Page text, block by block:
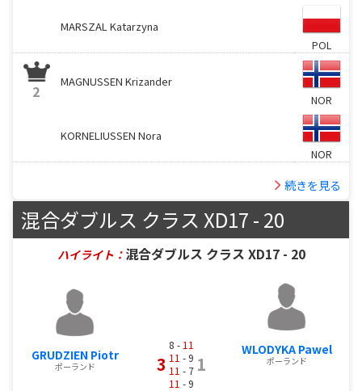
MARSZAL Katarzyna
POL
2
MAGNUSSEN Krizander
NOR
KORNELIUSSEN Nora
NOR
続きを見る
混合ダブルス クラス XD17 - 20
ハイライト： 混合ダブルス クラス XD17 - 20
GRUDZIEN Piotr
ポーランド 3
8 - 11
11 - 9
11 - 7
11 - 9
1
WLODYKA Pawel
ポーランド